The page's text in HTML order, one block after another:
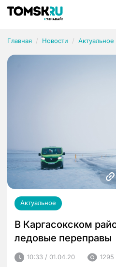
Главная Новости Актуальное
Актуальное
В Каргасокском
ледовые переправы
10:33 / 01.04.20 1295